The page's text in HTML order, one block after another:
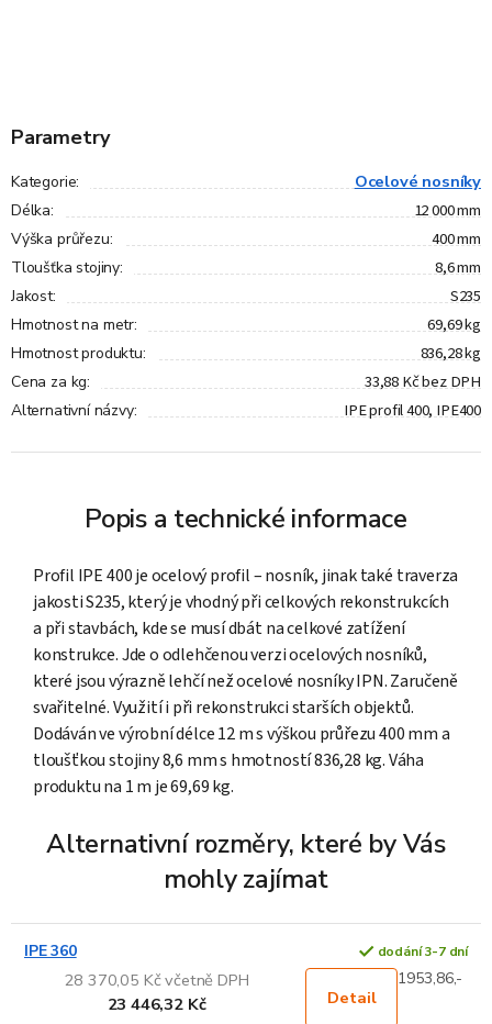
Parametry
Kategorie: Ocelové nosníky
Délka: 12 000 mm
Výška průřezu: 400 mm
Tloušťka stojiny: 8,6 mm
Jakost: S235
Hmotnost na metr: 69,69 kg
Hmotnost produktu: 836,28 kg
Cena za kg: 33,88 Kč bez DPH
Alternativní názvy: IPE profil 400, IPE400
Popis a technické informace
Profil IPE 400 je ocelový profil – nosník, jinak také traverza
jakosti S235, který je vhodný při celkových rekonstrukcích
a při stavbách, kde se musí dbát na celkové zatížení
konstrukce. Jde o odlehčenou verzi ocelových nosníků,
které jsou výrazně lehčí než ocelové nosníky IPN. Zaručeně
svařitelné. Využití i při rekonstrukci starších objektů.
Dodáván ve výrobní délce 12 m s výškou průřezu 400 mm a
tloušťkou stojiny 8,6 mm s hmotností 836,28 kg. Váha
produktu na 1 m je 69,69 kg.
Alternativní rozměry, které by Vás
mohly zajímat
IPE 360 dodání 3-7 dní
28 370,05 Kč včetně DPH
23 446,32 Kč
Detail
1953,86,-